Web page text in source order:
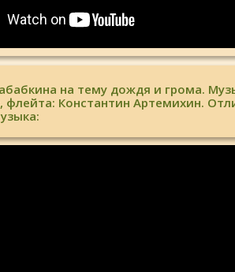
на тему дождя и грома.
флейта: Константин Артемихин.